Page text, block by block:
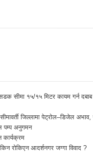
सीमा १५/१५ मिटर कायम गर्न
जिल्लामा पेट्रोल–डिजेल
पम्प अनुगमन
कार्यक्रम
रोकिएन आदर्शनगर जग्गा विवाद ?